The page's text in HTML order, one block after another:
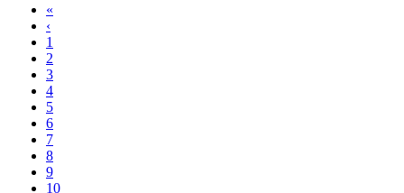
«
‹
1
2
3
4
5
6
7
8
9
10